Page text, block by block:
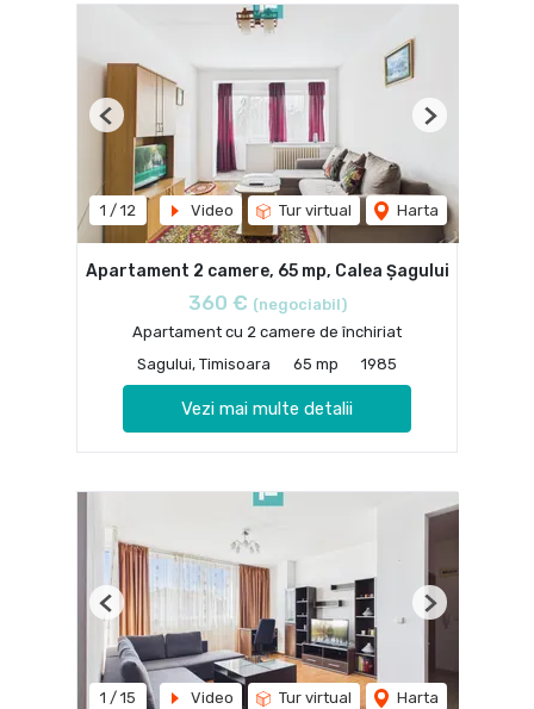
1 / 12 Video Tur virtual Harta
Previous Next
Apartament 2 camere, 65 mp, Calea Șagului
360 € (negociabil)
Apartament cu 2 camere de închiriat
Sagului, Timisoara
65 mp 1985
Vezi mai multe detalii
1 / 15 Video Tur virtual Harta
Previous Next